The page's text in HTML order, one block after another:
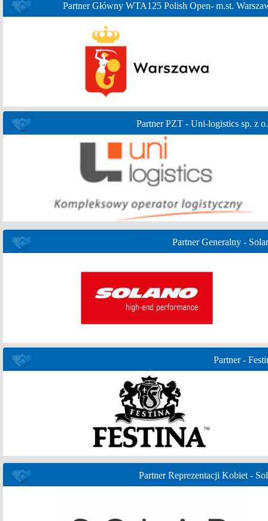
Partner Główny WTA125 Polish Open- m.st.
Partner PZT - Uni-logistics sp. z
Partner Generalny -
Partner -
Partner Reprezentacji Kobiet -